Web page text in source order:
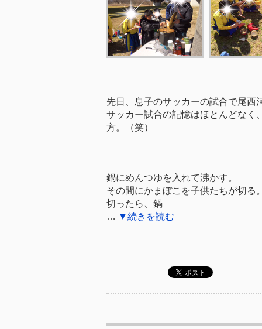
先日、息子のサッカーの試合で尾西
サッカー試合の記憶はほとんどなく
方。（笑）
鍋にめんつゆを入れて沸かす。
その間にかまぼこを子供たちが切る。
切ったら、鍋
… ▼続きを読む